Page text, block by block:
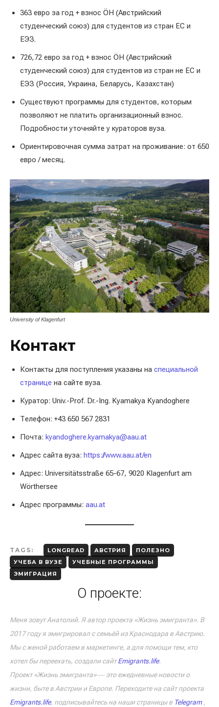
363 евро за год + взнос ÖH (Австрийский
студенческий союз) для студентов из стран ЕС и
ЕЭЗ.
726,72 евро за год + взнос ÖH (Австрийский
студенческий союз) для студентов из стран не ЕС и
ЕЭЗ (Россия, Украина, Беларусь, Казахстан)
Существуют программы для студентов, которым
позволяют не платить организационный взнос.
Подробности уточняйте у кураторов вуза.
Ориентировочная сумма затрат на проживание: от 650
евро / месяц.
University of Klagenfurt
Контакт
Контакты для поступления указаны на специальной
странице на сайте вуза.
Куратор: Univ.-Prof. Dr.-Ing. Kyamakya Kyandoghere
Телефон: +43 650 567 2831
Почта: kyandoghere.kyamakya@aau.at
Адрес сайта вуза: https://www.aau.at/en
Адрес: Universitätsstraße 65-67, 9020 Klagenfurt am
Wörthersee
Адрес программы: aau.at
TAGS: LONGREAD АВСТРИЯ
ПОЛЕЗНО
УЧЕБА В ВУЗЕ
УЧЕБНЫЕ ПРОГРАММЫ
ЭМИГРАЦИЯ
О проекте:
Меня зовут Анатолий. Я автор проекта «Жизнь эмигранта». В
2017 году я эмигрировал с семьёй из Краснодара в Австрию.
Мы с женой работаем в маркетинге, а для помощи тем, кто
хотел бы переехать, создали сайтEmigrants.life.
Проект «Жизнь эмигранта» ― это ежедневные новости о
жизни, быте в Австрии и Европе. Переходите на сайт проекта
Emigrants.life, подписывайтесь на наши страницы в Telegram,